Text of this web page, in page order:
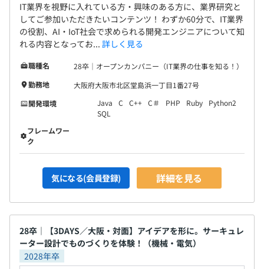
IT業界を視野に入れている方・興味のある方に、業界研究と
してご参加いただきたいコンテンツ！ わずか60分で、IT業界
の役割、AI・IoT社会で求められる開発エンジニアについて知
れる内容となってお... 詳しく見る
職種名
28卒｜オープンカンパニー（IT業界の仕事を知る！）
勤務地
大阪府大阪市北区堂島浜一丁目1番27号
開発環境
Java C C++ C＃ PHP Ruby
Python2
SQL
フレームワー
ク
気になる(会員登録) 詳細を見る
28卒｜【3DAYS／大阪・対面】アイデアを形に。サーキュレ
ーター設計でものづくりを体験！（機械・電気）
2028年卒